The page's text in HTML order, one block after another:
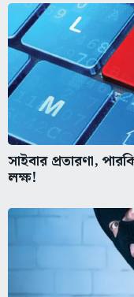
সাইবার প্রতারণা,
লক্ষ!